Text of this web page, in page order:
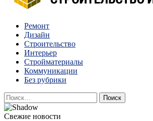
Строительство и
Квартиры и дома, в которых живут
Ремонт
Дизайн
Строительство
Интерьер
Стройматериалы
Коммуникации
Без рубрики
Найти:
Свежие новости